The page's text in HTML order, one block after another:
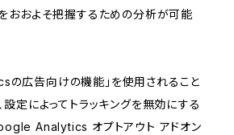
おおよそ把握するための分析が可能
広告向けの機能」を使用されること
定によってトラッキングを無効にする
Analytics オプトアウト アドオン